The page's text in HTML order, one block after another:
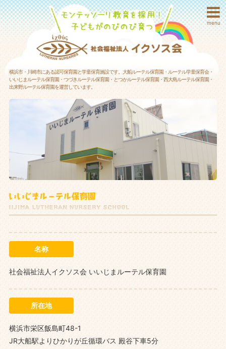
menu
横浜市・川崎市にある認可保育園と学童保育施設です。大船ルーテル保育園・ルーテル学童保育会・
いいじまルーテル保育園・つづきルーテル保育園・とつかルーテル保育園・西大島ルーテル保育園・
出来野ルーテル保育園を運営しています。
名称
社会福祉法人イクソス会 いいじまルーテル保育園
所在地
横浜市栄区飯島町48-1
JR大船駅よりひかりが丘循環バス 殿谷下車5分